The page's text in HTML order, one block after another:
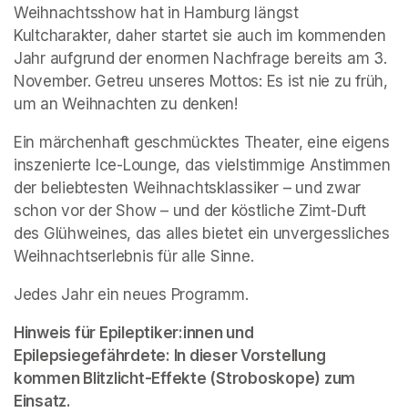
Weihnachtsshow hat in Hamburg längst
Kultcharakter, daher startet sie auch im kommenden
Jahr aufgrund der enormen Nachfrage bereits am 3.
November. Getreu unseres Mottos: Es ist nie zu früh,
um an Weihnachten zu denken!
Ein märchenhaft geschmücktes Theater, eine eigens
inszenierte Ice-Lounge, das vielstimmige Anstimmen
der beliebtesten Weihnachtsklassiker – und zwar
schon vor der Show – und der köstliche Zimt-Duft
des Glühweines, das alles bietet ein unvergessliches
Weihnachtserlebnis für alle Sinne.
Jedes Jahr ein neues Programm.
Hinweis für Epileptiker:innen und
Epilepsiegefährdete: In dieser Vorstellung
kommen Blitzlicht-Effekte (Stroboskope) zum
Einsatz.